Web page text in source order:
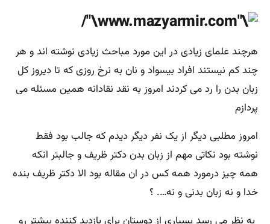
هرچند علمای زیادی در این مورد مباحث زیادی نوشته اند و هر
چند کم نیستند افراد بیسواد و نان به نرخ روزی که تا دیروز کل
زبان بدن را رد می کردند امروز به نقد نقادانه همین مسئله می
پردازم
امروز مطلبی دیگر از یک نفر دیگر دیدم که جالب بود فقط
نوشته بود نکاتی مهم از زبان بدن دکتر ظریف و جالبتر انکه
همه چیز درمورد همه کس در ان مقاله بود الا دکتر ظریف بنده
خدا و نه زبان بدنی و نه…. ؟